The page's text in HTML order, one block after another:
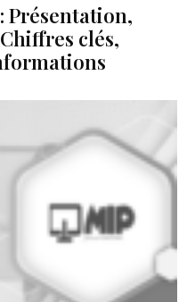
Présentation,
clés,